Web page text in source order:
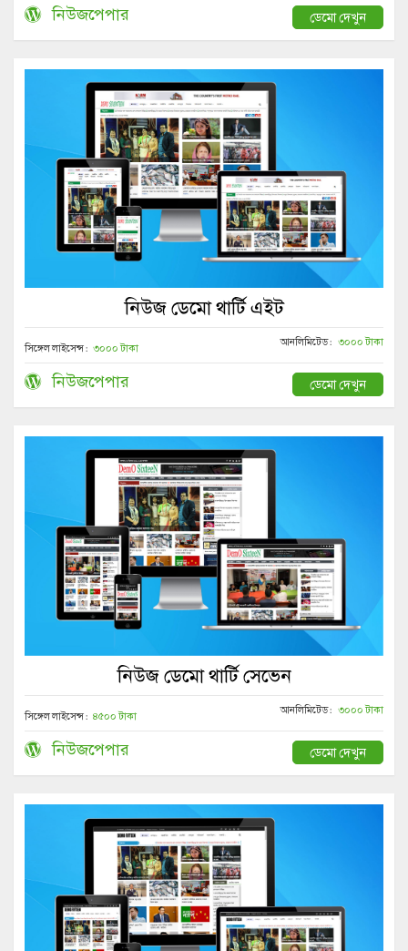
নিউজপেপার ডেমো দেখুন
নিউজ ডেমো থার্টি এইট
সিঙ্গেল লাইসেন্স : ৩০০০ টাকা আনলিমিটেড : ৩০০০ টাকা
নিউজপেপার ডেমো দেখুন
নিউজ ডেমো থার্টি সেভেন
সিঙ্গেল লাইসেন্স : ৪৫০০ টাকা আনলিমিটেড : ৩০০০ টাকা
নিউজপেপার ডেমো দেখুন